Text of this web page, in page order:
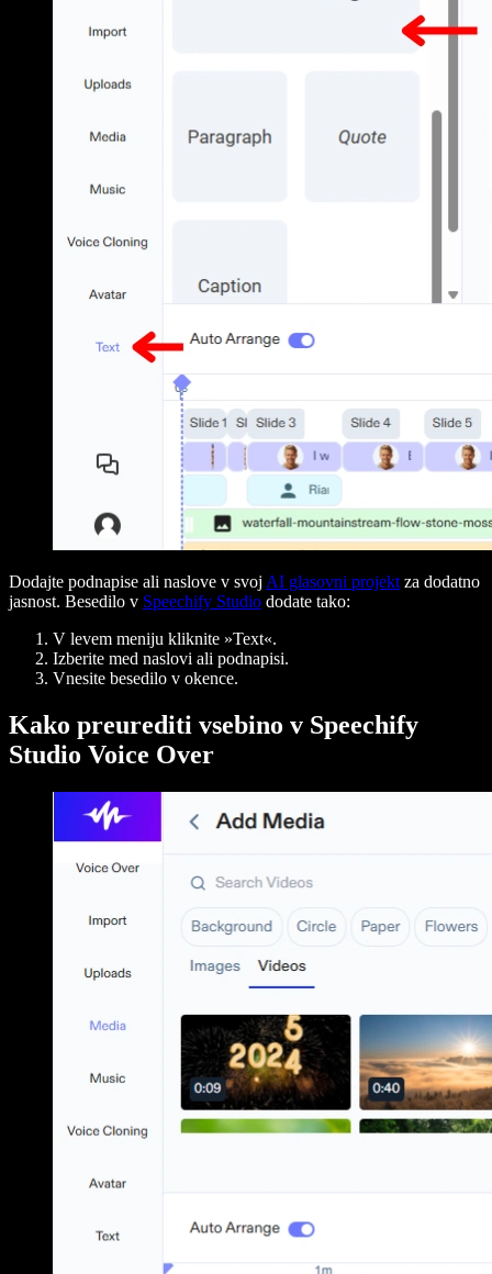
Dodajte podnapise ali naslove v svoj AI glasovni projekt za dodatno
jasnost. Besedilo v Speechify Studio dodate tako:
V levem meniju kliknite »Text«.
Izberite med naslovi ali podnapisi.
Vnesite besedilo v okence.
Kako preurediti vsebino v Speechify
Studio Voice Over